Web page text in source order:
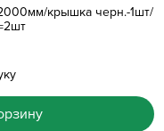
крышка черн.-1шт/